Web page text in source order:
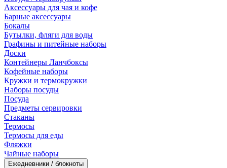
Аксессуары для чая и кофе
Барные аксессуары
Бокалы
Бутылки, фляги для воды
Графины и питейные наборы
Доски
Контейнеры Ланчбоксы
Кофейные наборы
Кружки и термокружки
Наборы посуды
Посуда
Предметы сервировки
Стаканы
Термосы
Термосы для еды
Фляжки
Чайные наборы
Ежедневники / блокноты